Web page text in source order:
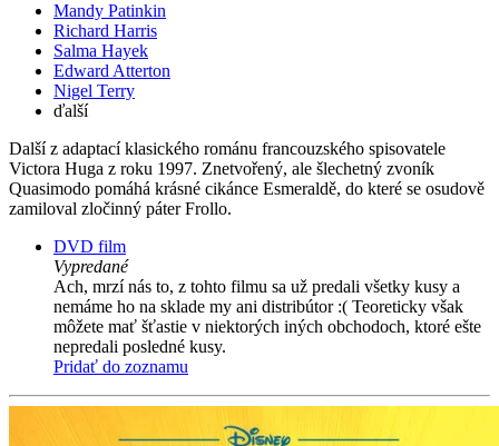
Mandy Patinkin
Richard Harris
Salma Hayek
Edward Atterton
Nigel Terry
ďalší
Další z adaptací klasického románu francouzského spisovatele
Victora Huga z roku 1997. Znetvořený, ale šlechetný zvoník
Quasimodo pomáhá krásné cikánce Esmeraldě, do které se osudově
zamiloval zločinný páter Frollo.
DVD film
Vypredané
Ach, mrzí nás to, z tohto filmu sa už predali všetky kusy a
nemáme ho na sklade my ani distribútor :( Teoreticky však
môžete mať šťastie v niektorých iných obchodoch, ktoré ešte
nepredali posledné kusy.
Pridať do zoznamu